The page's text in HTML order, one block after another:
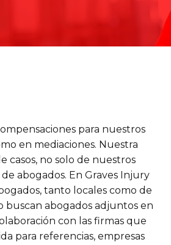
para nuestros
en mediaciones. Nuestra
casos, no solo de nuestros
abogados. En Graves Injury
tanto locales como de
buscan abogados adjuntos en
con las firmas que
para referencias, empresas